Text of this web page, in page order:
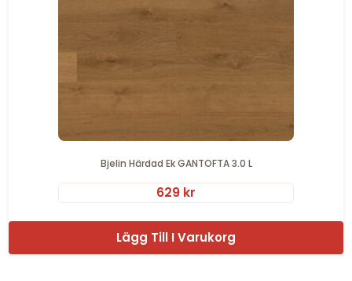
Bjelin Härdad Ek GANTOFTA 3.0 L
629 kr
Lägg Till I Varukorg